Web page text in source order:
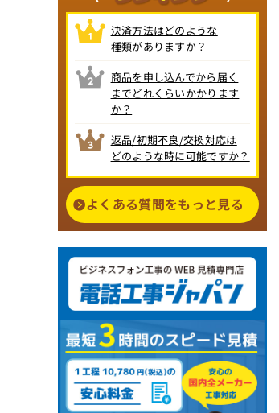
決済方法はどのような
種類がありますか？
商品を申し込んでから届く
までどれくらいかかります
か？
返品/初期不良/交換対応は
どのような時に可能ですか？
よくある質問をもっと見る